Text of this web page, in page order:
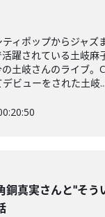
ィポップからジャズ
躍されている土岐麻
土岐さんのライブ。
ビューをされた土岐...
銅真実さんと"そう